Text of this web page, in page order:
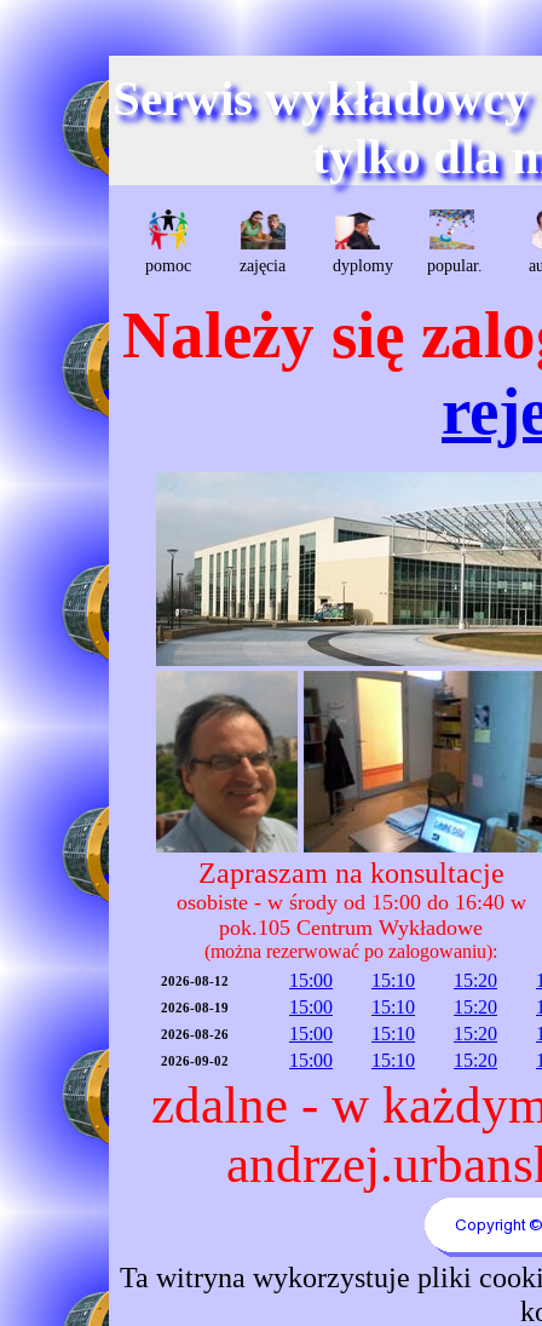
Serwis
tylko dla
pomoc zajęcia dyplomy popular.
Należy się
Zapraszam na konsultacje
osobiste - w środy od 15:00 do 16:40 w
pok.105 Centrum Wykładowe
(można rezerwować po zalogowaniu):
2026-08-12 15:00 15:10 15:20
2026-08-19 15:00 15:10 15:20
2026-08-26 15:00 15:10 15:20
2026-09-02 15:00 15:10 15:20
zdalne - w
Ta witryna wykorzystuje pliki